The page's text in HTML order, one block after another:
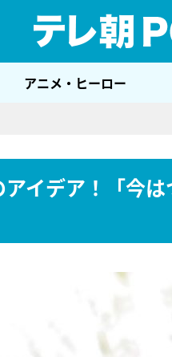
アニメ・ヒーロー
イデア！「今は